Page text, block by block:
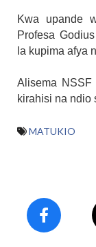
Kwa upande
Profesa
la kupima afya
Alisema NSSF
kirahisi na ndio
MATUKIO